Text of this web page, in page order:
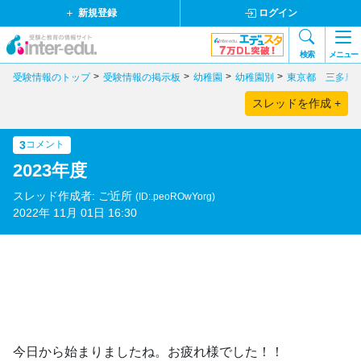
新規登録 ログイン
検索 メニュー
受験情報のトップ 受験情報の掲示板 幼稚園 幼稚園別 東京都 三多摩
スレッドを作成 +
3コメント
2023年度
スレッド作成者: ご近所 (ID:.peoROwYorg)
2022年 11月 01日 16:30
今日から始まりましたね。お疲れ様でした！！